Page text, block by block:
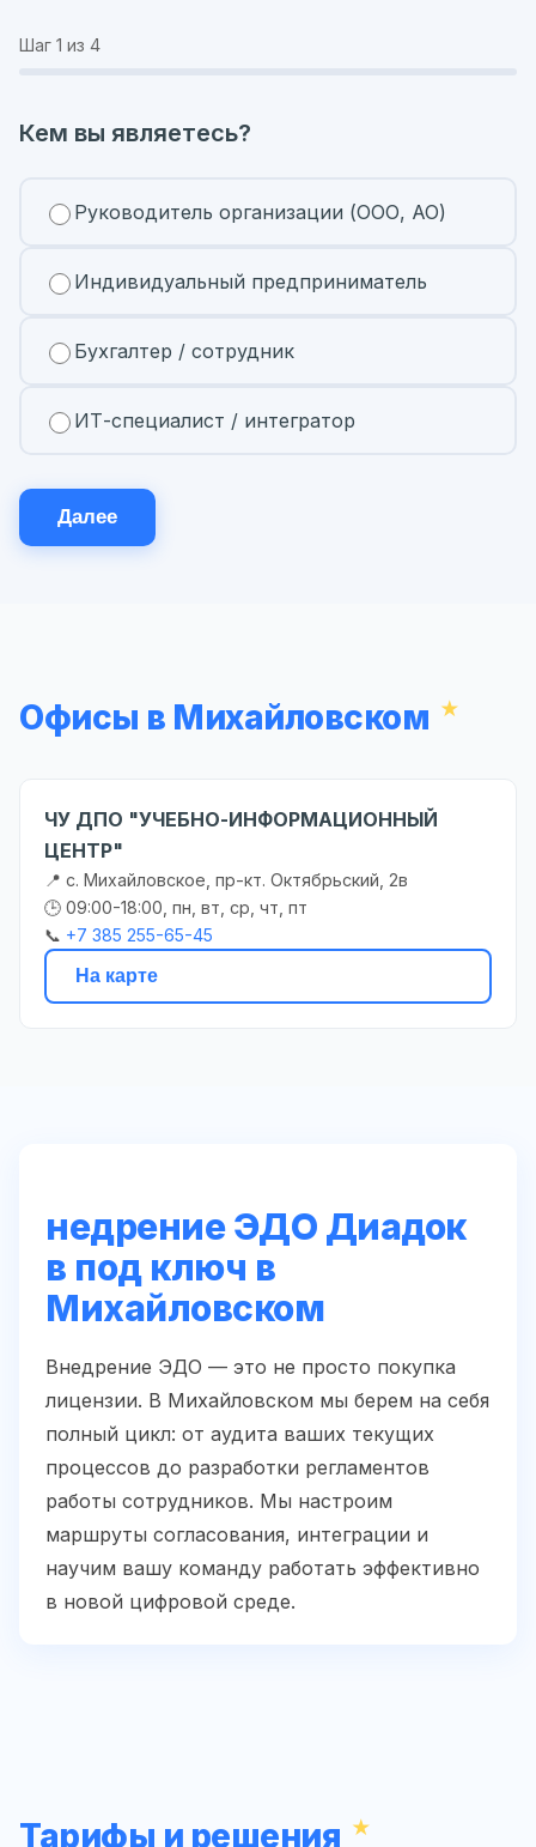
Шаг 1 из 4
Кем вы являетесь?
Руководитель организации (ООО, АО)
Индивидуальный предприниматель
Бухгалтер / сотрудник
ИТ-специалист / интегратор
Далее
Офисы в Михайловском
ЧУ ДПО "УЧЕБНО-ИНФОРМАЦИОННЫЙ
ЦЕНТР"
📍 с. Михайловское, пр-кт. Октябрьский, 2в
🕒 09:00-18:00, пн, вт, ср, чт, пт
📞 +7 385 255-65-45
На карте
недрение ЭДО Диадок
в под ключ в
Михайловском
Внедрение ЭДО — это не просто покупка
лицензии. В Михайловском мы берем на себя
полный цикл: от аудита ваших текущих
процессов до разработки регламентов
работы сотрудников. Мы настроим
маршруты согласования, интеграции и
научим вашу команду работать эффективно
в новой цифровой среде.
Тарифы и решения